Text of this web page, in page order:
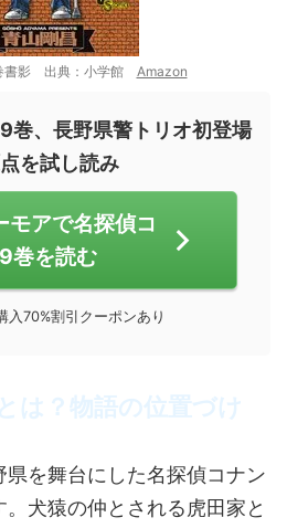
書影 出典：小学館 Amazon
巻、長野県警トリオ初登場
を試し読み
モアで名探偵コ
巻を読む
入70%割引クーポンあり
は？物語の位置づけ
県を舞台にした名探偵コナン
犬猿の仲とされる虎田家と